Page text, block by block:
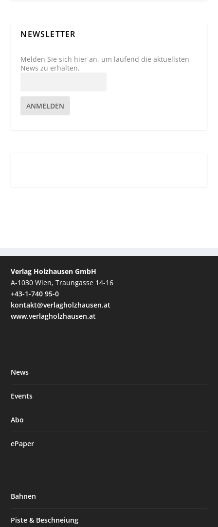
NEWSLETTER
Melden Sie sich hier an, um laufend die aktuellsten
News zu erhalten.
ANMELDEN
Verlag Holzhausen GmbH
A-1030 Wien, Traungasse 14-16
+43-1-740 95-0
kontakt@verlagholzhausen.at
www.verlagholzhausen.at
News
Events
Abo
ePaper
Bahnen
Piste & Beschneiung